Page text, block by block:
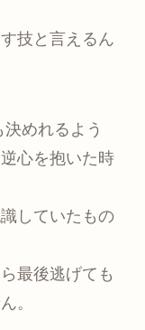
技と言えるん
めれるよう
心を抱いた時
していたもの
最後逃げても
。